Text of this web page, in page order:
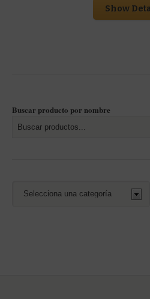
Show
Buscar producto por nombre